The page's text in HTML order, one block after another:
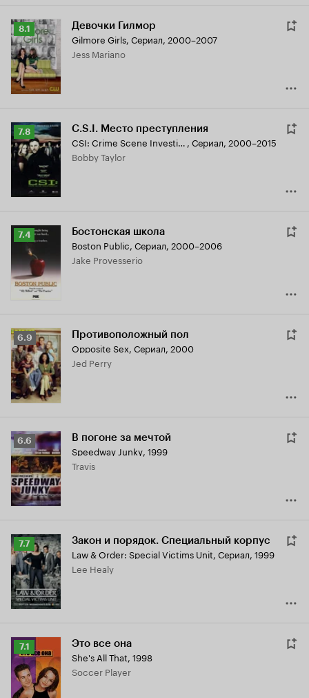
Рейтинг
Кинопоиска
8.1
8.1 Девочки Гилмор
Gilmore Girls, Сериал, 2000–2007
Jess Mariano
Рейтинг
Кинопоиска
7.8
7.8 C.S.I. Место преступления
CSI: Crime Scene Investigation , Сериал, 2000–2015
Bobby Taylor
Рейтинг
Кинопоиска
7.4
7.4 Бостонская школа
Boston Public, Сериал, 2000–2006
Jake Provesserio
Рейтинг
Кинопоиска
6.9
6.9 Противоположный пол
Opposite Sex, Сериал, 2000
Jed Perry
Рейтинг
Кинопоиска
6.6
6.6 В погоне за мечтой
Speedway Junky, 1999
Travis
Рейтинг
Кинопоиска
7.7
7.7 Закон и порядок. Специальный корпус
Law & Order: Special Victims Unit, Сериал, 1999
Lee Healy
Рейтинг
Кинопоиска
7.1
7.1 Это все она
She's All That, 1998
Soccer Player